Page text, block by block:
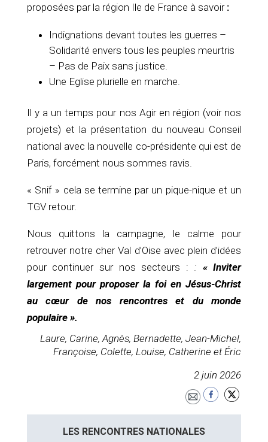
proposées par la région Ile de France à savoir:
Indignations devant toutes les guerres –
Solidarité envers tous les peuples meurtris
– Pas de Paix sans justice.
Une Eglise plurielle en marche.
Il y a un temps pour nos Agir en région (voir nos
projets) et la présentation du nouveau Conseil
national avec la nouvelle co-présidente qui est de
Paris, forcément nous sommes ravis.
« Snif » cela se termine par un pique-nique et un
TGV retour.
Nous quittons la campagne, le calme pour
retrouver notre cher Val d’Oise avec plein d’idées
pour continuer sur nos secteurs : : « Inviter
largement pour proposer la foi en Jésus-Christ
au cœur de nos rencontres et du monde
populaire ».
Laure, Carine, Agnès, Bernadette, Jean-Michel,
Françoise, Colette, Louise, Catherine et Éric
2 juin 2026
LES RENCONTRES NATIONALES